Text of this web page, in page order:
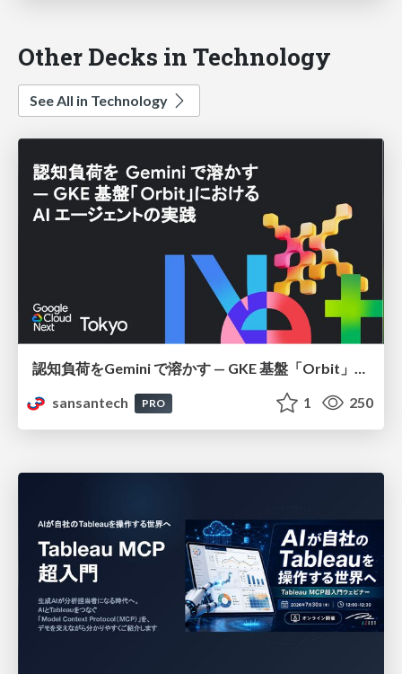
Other Decks in Technology
See All in Technology
認知負荷をGemini で溶かす — GKE 基盤「Orbit」における AI エージェントの実践
sansantech
PRO 1 250